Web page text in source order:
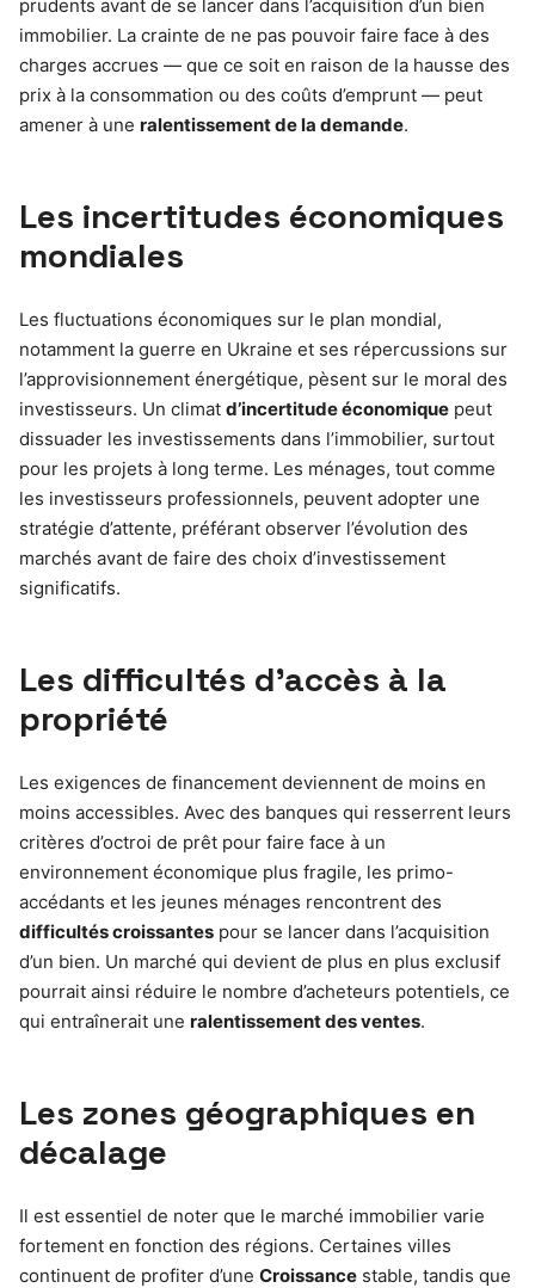
prudents avant de se lancer dans l’acquisition d’un bien
immobilier. La crainte de ne pas pouvoir faire face à des
charges accrues — que ce soit en raison de la hausse des
prix à la consommation ou des coûts d’emprunt — peut
amener à une ralentissement de la demande.
Les incertitudes économiques
mondiales
Les fluctuations économiques sur le plan mondial,
notamment la guerre en Ukraine et ses répercussions sur
l’approvisionnement énergétique, pèsent sur le moral des
investisseurs. Un climat d’incertitude économique peut
dissuader les investissements dans l’immobilier, surtout
pour les projets à long terme. Les ménages, tout comme
les investisseurs professionnels, peuvent adopter une
stratégie d’attente, préférant observer l’évolution des
marchés avant de faire des choix d’investissement
significatifs.
Les difficultés d’accès à la
propriété
Les exigences de financement deviennent de moins en
moins accessibles. Avec des banques qui resserrent leurs
critères d’octroi de prêt pour faire face à un
environnement économique plus fragile, les primo-
accédants et les jeunes ménages rencontrent des
difficultés croissantes pour se lancer dans l’acquisition
d’un bien. Un marché qui devient de plus en plus exclusif
pourrait ainsi réduire le nombre d’acheteurs potentiels, ce
qui entraînerait une ralentissement des ventes.
Les zones géographiques en
décalage
Il est essentiel de noter que le marché immobilier varie
fortement en fonction des régions. Certaines villes
continuent de profiter d’une Croissance stable, tandis que